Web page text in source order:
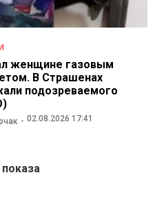
женщине газовым
В Страшенах
подозреваемого
02.08.2026 17:41